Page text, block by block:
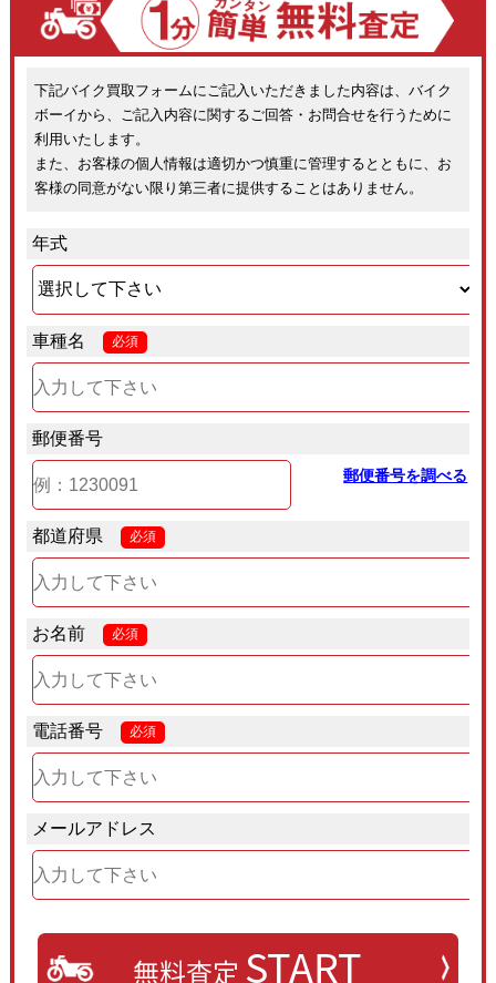
下記バイク買取フォームにご記入いただきました内容は、バイク
ボーイから、ご記入内容に関するご回答・お問合せを行うために
利用いたします。
また、お客様の個人情報は適切かつ慎重に管理するとともに、お
客様の同意がない限り第三者に提供することはありません。
年式
車種名 必須
郵便番号
郵便番号を調べる
都道府県 必須
お名前 必須
電話番号 必須
メールアドレス
無料査定 START